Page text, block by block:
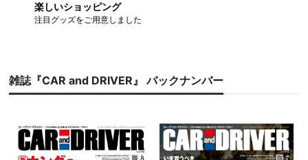
楽しいショッピング
注目グッズをご用意しました
雑誌『CAR and DRIVER』 バックナンバー